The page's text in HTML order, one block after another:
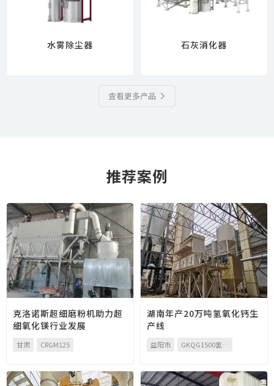
水雾除尘器 石灰消化器
查看更多产品
推荐案例
克洛诺斯超细磨粉机助力超
细氧化镁行业发展
甘肃 CRGM125
湖南年产20万吨氢氧化钙生
产线
益阳市 GKQG1500氢氧化钙磨粉机+GKSH15石灰消化器+GKX5氢氧化钙选粉机